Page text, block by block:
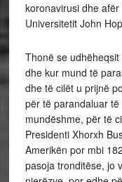
koronavirusi dhe
Universitetit John
Thonë se
dhe kur mund të
dhe të cilët u prijnë
për të parandaluar
mundëshme, për të
Presidenti Xhorxh
Amerikën por mbi
pasoja tronditëse, jo